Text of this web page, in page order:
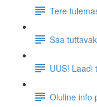
Tere
Saa
UUS! Laadi
Oluline info